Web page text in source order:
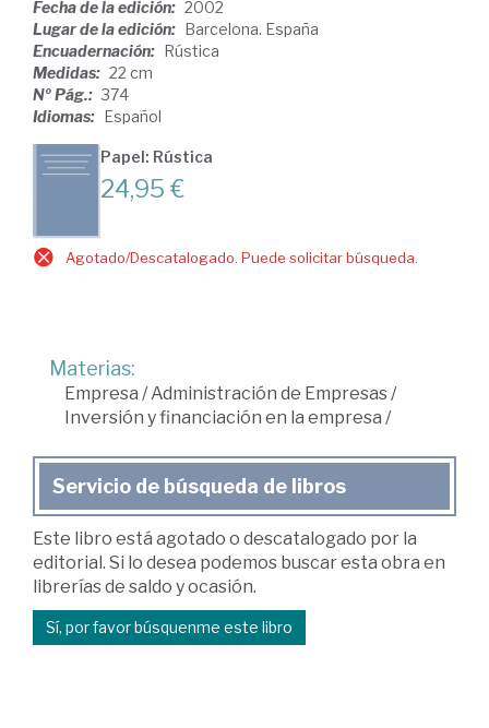
Fecha de la edición: 2002
Lugar de la edición: Barcelona. España
Encuadernación: Rústica
Medidas: 22 cm
Nº Pág.: 374
Idiomas: Español
Papel: Rústica
24,95 €
Agotado/Descatalogado. Puede solicitar búsqueda.
Materias:
Empresa /Administración de Empresas/
Inversión y financiación en la empresa /
Servicio de búsqueda de libros
Este libro está agotado o descatalogado por la
editorial. Si lo desea podemos buscar esta obra en
librerías de saldo y ocasión.
Sí, por favor búsquenme este libro